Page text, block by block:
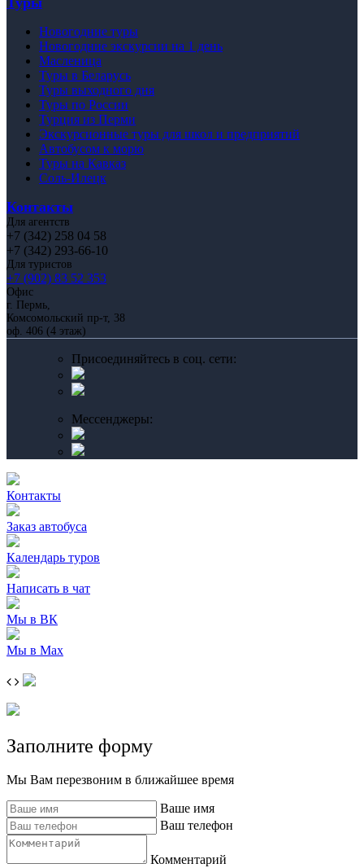
Новогодние туры
Новогодние экскурсии на 1 день
Масленица
Туры в Беларусь
Туры выходного дня
Туры по России
Турция из Перми
Экскурсионные туры для школ и предприятий
Автобусом к морю
Туры на Кавказ
Соль-Илецк
Контакты
Для агентств
+7 (342) 258 04 58
+7 (342) 293-66-10
Для туристов
+7 (902) 83 52 353
Офис
г. Пермь,
Комсомольский пр-т, 38
оф. 406 (4 этаж)
Присоединяйтесь в соц. сети:
Мессенджеры:
Контакты
Заказ автобуса
Календарь туров
Написать в чат
Мы в ВК
Мы в Max
Заполните форму
Мы Вам перезвоним в ближайшее время
Ваше имя
Ваш телефон
Комментарий